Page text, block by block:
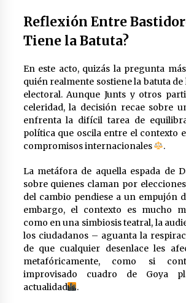
Reflexión Entre
Tiene la Batuta?
En este acto, quizás la pregunta
quién realmente sostiene la batuta
electoral. Aunque Junts y otros
celeridad, la decisión recae sobre
enfrenta la difícil tarea de
política que oscila entre el contexto
compromisos internacionales
.
La metáfora de aquella espada de
sobre quienes claman por
del cambio pendiese a un empujón
embargo, el contexto es mucho
como en una simbiosis teatral, la
los ciudadanos – aguanta la
de que cualquier desenlace les
metafóricamente, como si
improvisado cuadro de Goya
actualidad
.